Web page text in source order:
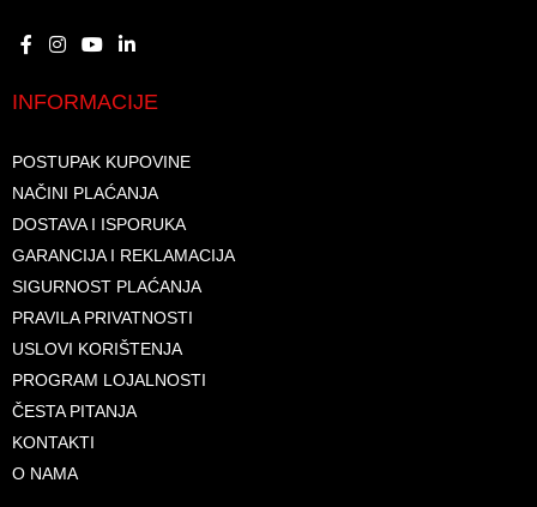
INFORMACIJE
POSTUPAK KUPOVINE
NAČINI PLAĆANJA
DOSTAVA I ISPORUKA
GARANCIJA I REKLAMACIJA
SIGURNOST PLAĆANJA
PRAVILA PRIVATNOSTI
USLOVI KORIŠTENJA
PROGRAM LOJALNOSTI
ČESTA PITANJA
KONTAKTI
O NAMA